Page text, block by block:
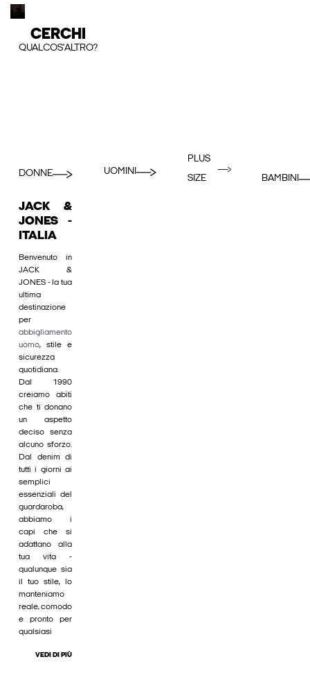
CERCHI
QUALCOS'ALTRO?
DONNE UOMINI
PLUS
SIZE
BAMBINI
JACK &
JONES -
ITALIA
Benvenuto in
JACK &
JONES - la tua
ultima
destinazione
per
abbigliamento
uomo, stile e
sicurezza
quotidiana.
Dal 1990
creiamo abiti
che ti donano
un aspetto
deciso senza
alcuno sforzo.
Dal denim di
tutti i giorni ai
semplici
essenziali del
guardaroba,
abbiamo i
capi che si
adattano alla
tua vita -
qualunque sia
il tuo stile, lo
manteniamo
reale, comodo
e pronto per
qualsiasi
VEDI DI PIÙ